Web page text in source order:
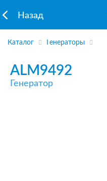
Назад
Каталог Генераторы
ALM9492
Генератор